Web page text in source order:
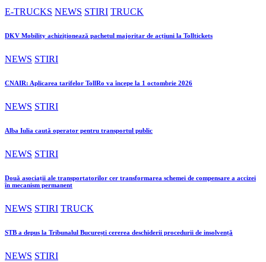
E-TRUCKS NEWS STIRI TRUCK
DKV Mobility achiziționează pachetul majoritar de acțiuni la Tolltickets
NEWS STIRI
CNAIR: Aplicarea tarifelor TollRo va începe la 1 octombrie 2026
NEWS STIRI
Alba Iulia caută operator pentru transportul public
NEWS STIRI
Două asociații ale transportatorilor cer transformarea schemei de compensare a accizei
în mecanism permanent
NEWS STIRI TRUCK
STB a depus la Tribunalul București cererea deschiderii procedurii de insolvență
NEWS STIRI